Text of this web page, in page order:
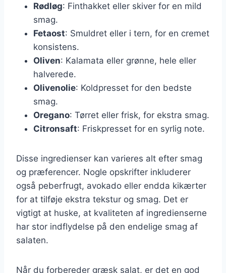
Rødløg: Finthakket eller skiver for en mild
smag.
Fetaost: Smuldret eller i tern, for en cremet
konsistens.
Oliven: Kalamata eller grønne, hele eller
halverede.
Olivenolie: Koldpresset for den bedste
smag.
Oregano: Tørret eller frisk, for ekstra smag.
Citronsaft: Friskpresset for en syrlig note.
Disse ingredienser kan varieres alt efter smag
og præferencer. Nogle opskrifter inkluderer
også peberfrugt, avokado eller endda kikærter
for at tilføje ekstra tekstur og smag. Det er
vigtigt at huske, at kvaliteten af ingredienserne
har stor indflydelse på den endelige smag af
salaten.
Når du forbereder græsk salat, er det en god